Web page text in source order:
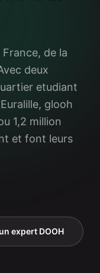
de la
deux
etudiant
glooh
1,2 million
et font leurs
expert DOOH